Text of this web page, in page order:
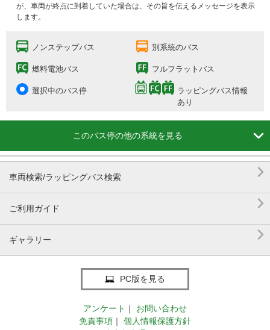
が、車両が終点に到着していた場合は、その旨を伝えるメッセージを表示
します。
ノンステップバス 別系統のバス
燃料電池バス フルフラットバス
選択中のバス停
ラッピングバス情報
あり
このバス停の他の系統を見る 
車両検索/ラッピングバス検索 
ご利用ガイド 
ギャラリー 
PC版を見る
アンケート ｜
お問い合わせ
免責事項 ｜
個人情報保護方針